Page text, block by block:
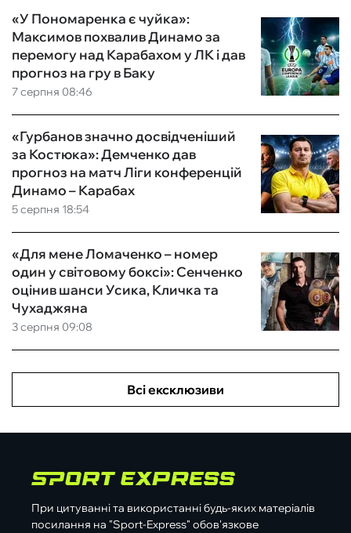
7 серпня 08:46
«У Пономаренка є чуйка»:
Максимов похвалив Динамо за
перемогу над Карабахом у ЛК і дав
прогноз на гру в Баку
5 серпня 18:54
«Гурбанов значно досвідченіший
за Костюка»: Демченко дав
прогноз на матч Ліги конференцій
Динамо – Карабах
3 серпня 09:08
«Для мене Ломаченко – номер
один у світовому боксі»: Сенченко
оцінив шанси Усика, Кличка та
Чухаджяна
Всі ексклюзиви
При цитуванні та використанні будь-яких матеріалів
посилання на "Sport-Express" обов'язкове